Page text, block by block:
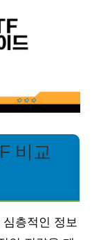
비교
층적인 정보